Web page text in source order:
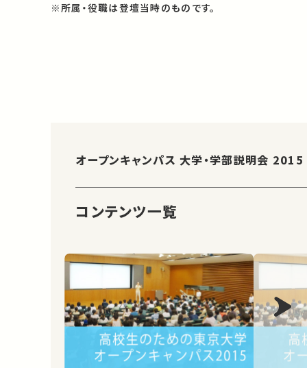
※所属・役職は登壇当時のものです。
オープンキャンパス 大学・学部説明会 2015
コンテンツ一覧